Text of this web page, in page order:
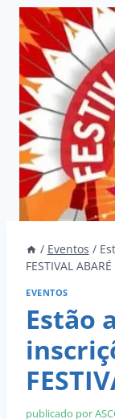
/ Eventos /
FESTIVAL
EVENTOS
Estão
publicado por